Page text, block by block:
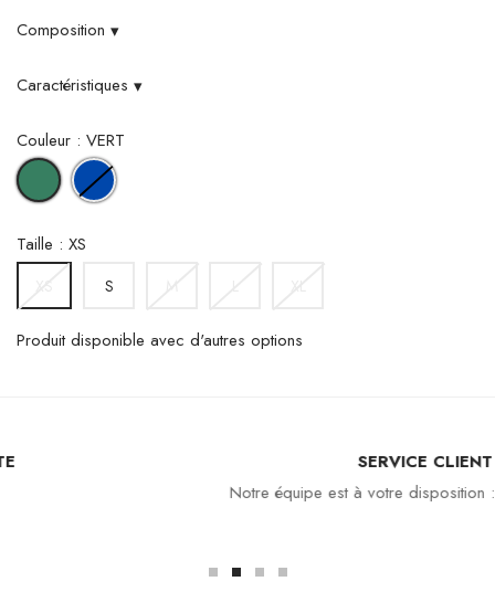
Composition ▾
Caractéristiques ▾
Couleur : VERT
VERT
COBALT
BLUE
Taille : XS
S
Produit disponible avec d'autres options
Notre équipe est à votre disposition : 04 94 94 97 80